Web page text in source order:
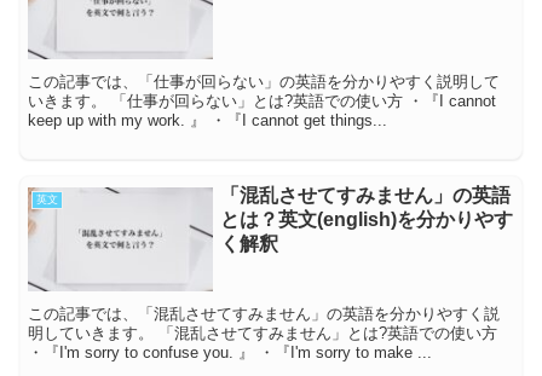
この記事では、「仕事が回らない」の英語を分かりやすく説明して
いきます。 「仕事が回らない」とは?英語での使い方 ・『I cannot
keep up with my work. 』 ・『I cannot get things...
英文
「混乱させてすみません」の英語
とは？英文(english)を分かりやす
く解釈
この記事では、「混乱させてすみません」の英語を分かりやすく説
明していきます。 「混乱させてすみません」とは?英語での使い方
・『I'm sorry to confuse you. 』 ・『I'm sorry to make ...